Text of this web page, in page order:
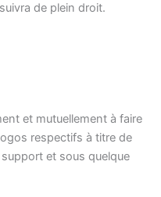
de plein droit.
et mutuellement à faire
respectifs à titre de
et sous quelque